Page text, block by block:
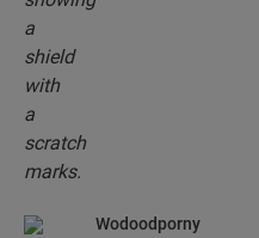
Wodoodporny